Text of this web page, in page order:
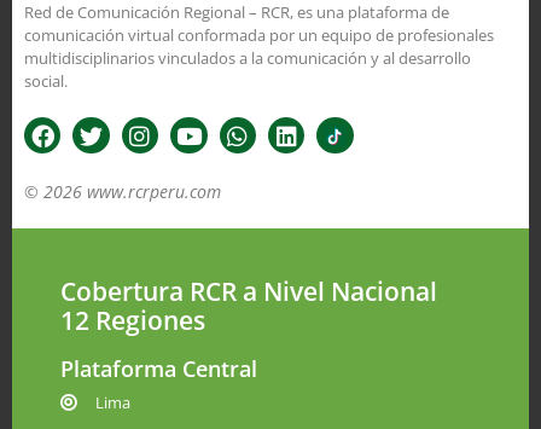
Red de Comunicación Regional – RCR, es una plataforma de
comunicación virtual conformada por un equipo de profesionales
multidisciplinarios vinculados a la comunicación y al desarrollo
social.
© 2026 www.rcrperu.com
Cobertura RCR a Nivel Nacional
12 Regiones
Plataforma Central
Lima